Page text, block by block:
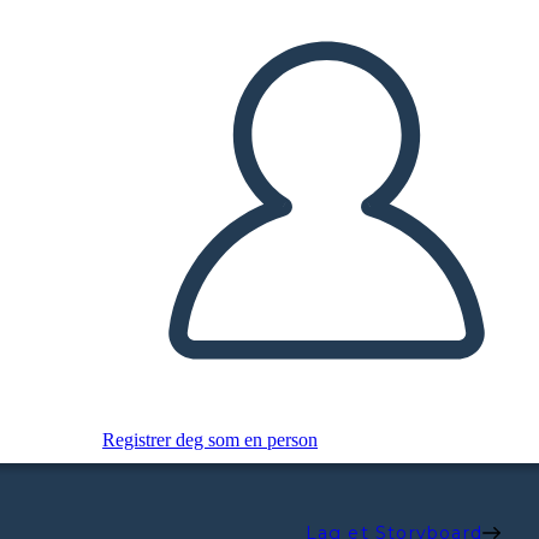
Registrer deg som en person
Lag et Storyboard